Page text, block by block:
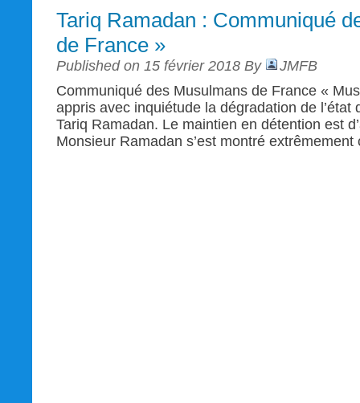
Tariq Ramadan : Communiqué
de France »
Published on 15 février 2018 By
JMFB
Communiqué des Musulmans de France «
appris avec inquiétude la dégradation de l’état
Tariq Ramadan. Le maintien en détention est
Monsieur Ramadan s’est montré